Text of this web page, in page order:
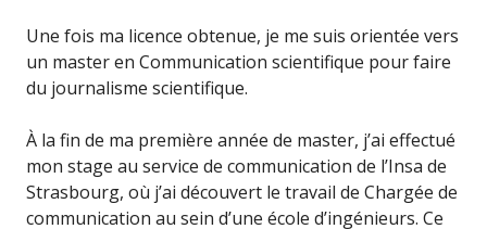
Une fois ma licence obtenue, je me suis orientée vers
un master en Communication scientifique pour faire
du journalisme scientifique.
À la fin de ma première année de master, j’ai effectué
mon stage au service de communication de l’Insa de
Strasbourg, où j’ai découvert le travail de Chargée de
communication au sein d’une école d’ingénieurs. Ce